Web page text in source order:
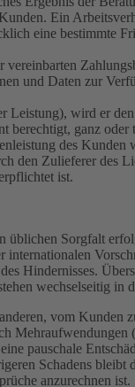
Ein
eine bestimmte
und Daten zur
Leistung), wird er
berechtigt, ganz
des
den Zulieferer des
ist.
üblichen Sorgfalt
Hindernisses.
wechselseitig in
vom Kunden
pauschale
Schadens bleibt
anzurechnen ist.